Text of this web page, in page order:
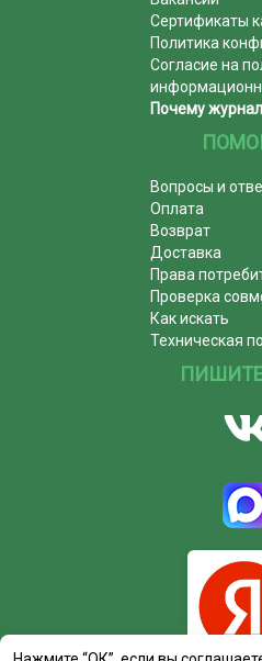
Сертификаты
Политика
Согласие на
Почему
Вопросы и
Оплата
Возврат
Доставка
Права
Проверка
Как искать
Техническая